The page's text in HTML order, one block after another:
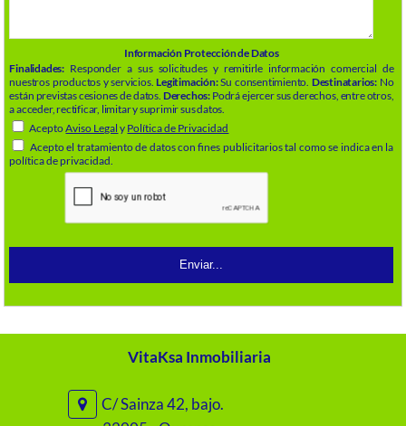
Información Protección de Datos
Finalidades: Responder a sus solicitudes y remitirle información comercial de
nuestros productos y servicios.Legitimación:Su consentimiento. Destinatarios:No
están previstas cesiones de datos. Derechos: Podrá ejercer sus derechos, entre otros,
a acceder, rectificar, limitar y suprimir sus datos.
AceptoAviso Legal y Política de Privacidad
Acepto el tratamiento de datos con fines publicitarios tal como se indica en la
política de privacidad.
VitaKsa Inmobiliaria
C/ Sainza 42, bajo.